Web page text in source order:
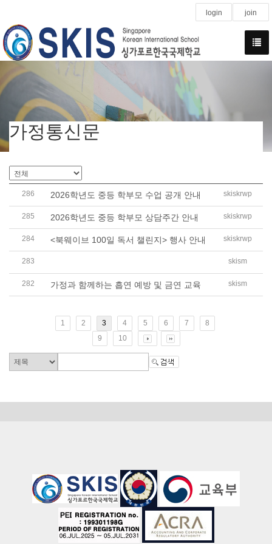
login join
가정통신문
286 2026학년도 중등 학부모 수업 공개 안내 skiskrwp
285 2026학년도 중등 학부모 상담주간 안내 skiskrwp
284 <북웨이브 100일 독서 챌린지> 행사 안내 skiskrwp
283 skism
282 가정과 함께하는 흡연 예방 및 금연 교육 skism
1 2 3 4 5 6 7
8
9
10